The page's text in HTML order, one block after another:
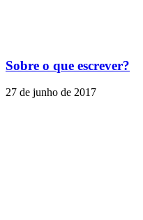
Sobre o que escrever?
27 de junho de 2017